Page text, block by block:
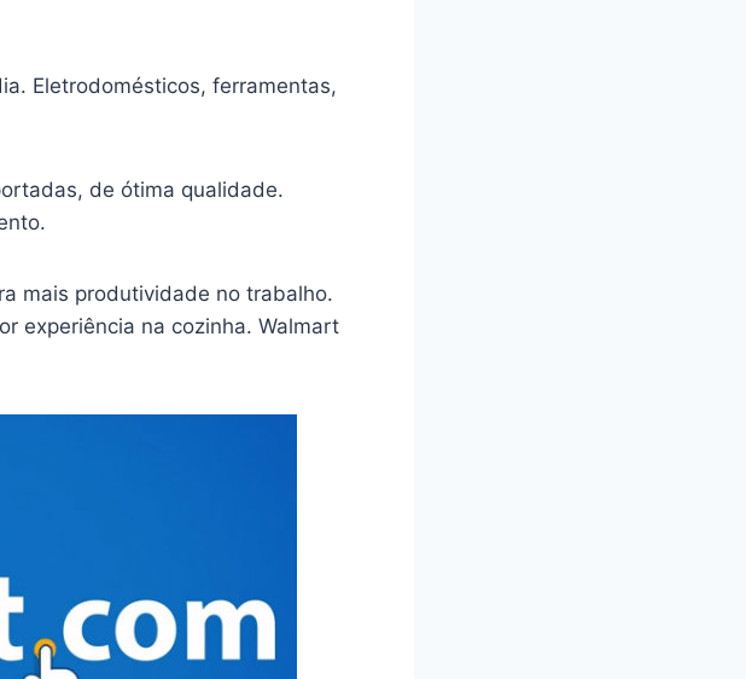
Eletrodomésticos, ferramentas,
de ótima qualidade.
mais produtividade no trabalho.
experiência na cozinha. Walmart